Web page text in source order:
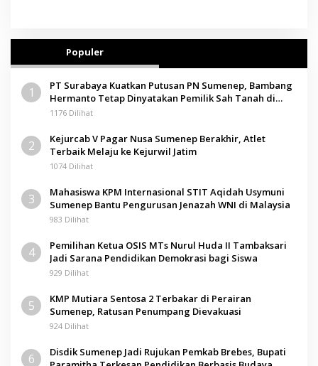
Populer
1
PT Surabaya Kuatkan Putusan PN Sumenep, Bambang
Hermanto Tetap Dinyatakan Pemilik Sah Tanah di
Pamolokan
1176 Dilihat
2
Kejurcab V Pagar Nusa Sumenep Berakhir, Atlet
Terbaik Melaju ke Kejurwil Jatim
1074 Dilihat
3
Mahasiswa KPM Internasional STIT Aqidah Usymuni
Sumenep Bantu Pengurusan Jenazah WNI di Malaysia
983 Dilihat
4
Pemilihan Ketua OSIS MTs Nurul Huda II Tambaksari
Jadi Sarana Pendidikan Demokrasi bagi Siswa
929 Dilihat
5
KMP Mutiara Sentosa 2 Terbakar di Perairan
Sumenep, Ratusan Penumpang Dievakuasi
924 Dilihat
6
Disdik Sumenep Jadi Rujukan Pemkab Brebes, Bupati